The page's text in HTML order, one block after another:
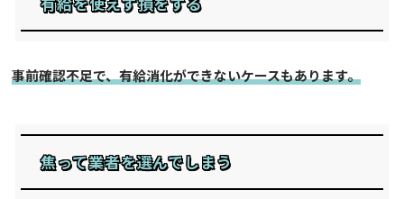
事前確認不足で、有給消化ができないケースもあります。
焦って業者を選んでしまう